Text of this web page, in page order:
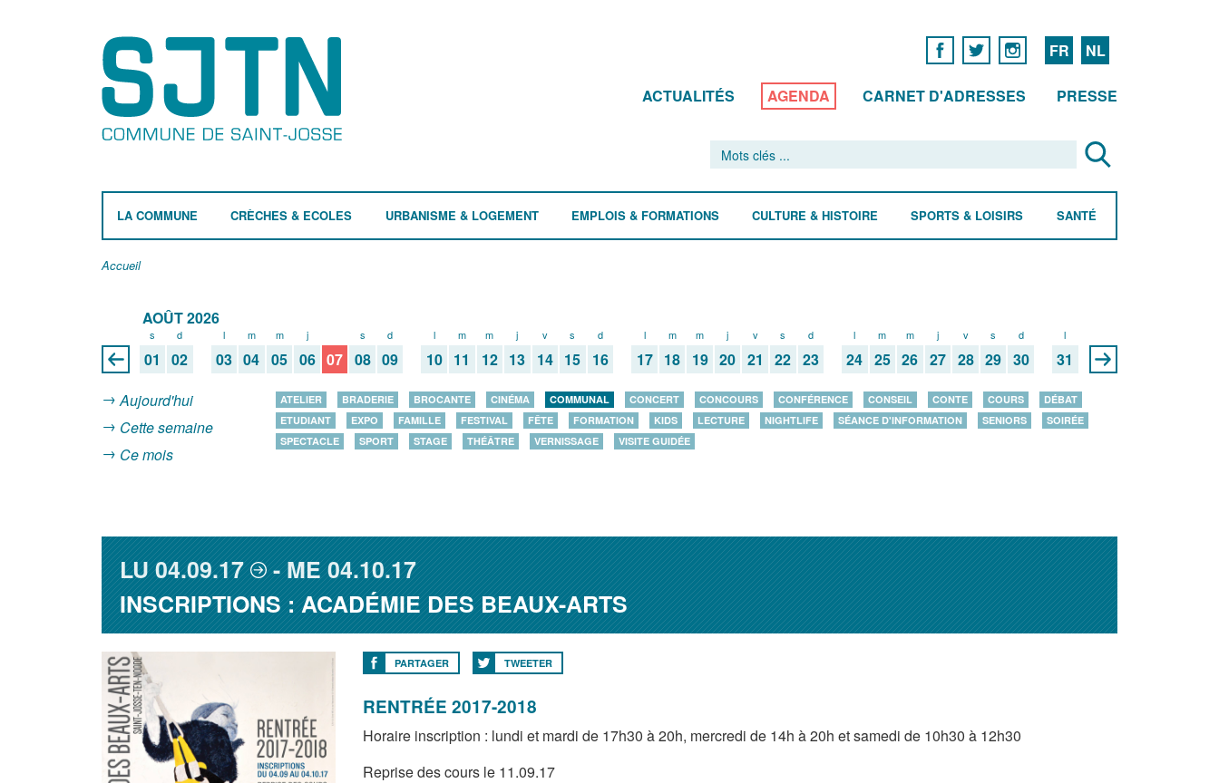
FR NL
ACTUALITÉS AGENDA CARNET D'ADRESSES PRESSE
LA COMMUNE CRÈCHES & ECOLES URBANISME & LOGEMENT EMPLOIS & FORMATIONS CULTURE & HISTOIRE SPORTS & LOISIRS SANTÉ
Accueil
AOÛT 2026
s
01
d
02
l
03
m
04
m
05
j
06 07
s
08
d
09
l
10
m
11
m
12
j
13
v
14
s
15
d
16
l
17
m
18
m
19
j
20
v
21
s
22
d
23
l
24
m
25
m
26
j
27
v
28
s
29
d
30
l
31
Aujourd'hui
Cette semaine
Ce mois
ATELIER BRADERIE BROCANTE CINÉMA COMMUNAL CONCERT CONCOURS CONFÉRENCE CONSEIL CONTE COURS
DÉBAT
ETUDIANT
EXPO FAMILLE FESTIVAL FÊTE FORMATION KIDS LECTURE NIGHTLIFE SÉANCE D'INFORMATION SENIORS
SOIRÉE
SPECTACLE
SPORT STAGE THÉÂTRE VERNISSAGE VISITE GUIDÉE
LU04.09.17 ME04.10.17
INSCRIPTIONS : ACADÉMIE DES BEAUX-ARTS
PARTAGER TWEETER
RENTRÉE 2017-2018
Horaire inscription : lundi et mardi de 17h30 à 20h, mercredi de 14h à 20h et samedi de 10h30 à 12h30
Reprise des cours le 11.09.17